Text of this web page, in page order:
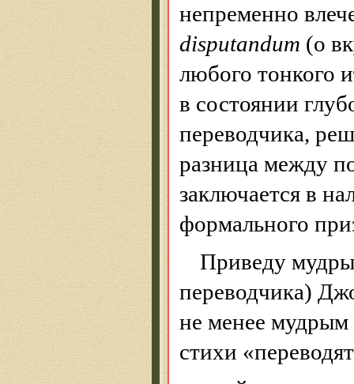
непременно
disputandum (о
любого тонкого
в состоянии
переводчика,
разница между
заключается в
формального
Приведу
переводчика)
не менее
стихи